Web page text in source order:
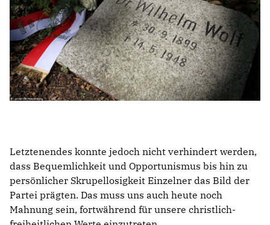
Letztenendes konnte jedoch nicht verhindert werden,
dass Bequemlichkeit und Opportunismus bis hin zu
persönlicher Skrupellosigkeit Einzelner das Bild der
Partei prägten. Das muss uns auch heute noch
Mahnung sein, fortwährend für unsere christlich-